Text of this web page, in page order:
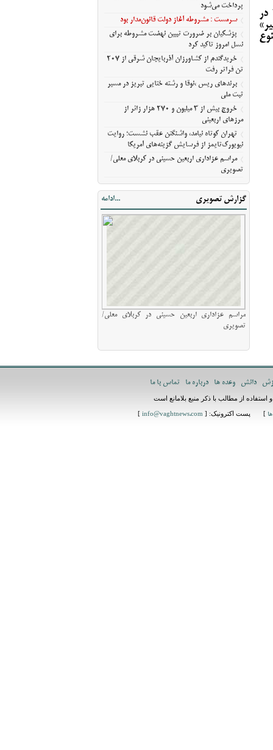
به گزارش ایرنا، در رویدادی تاریخی در ۶ نوامبر ۲۰۲۵ برابر با ۱۵ آبان ۱۴۰۴ در
آمریکا
مراسم عزاداری اربعین حسینی در کربلای
معلی/تصویری
پرداخت می‌شود
سرمست : مشروطه آغاز دولت قانون‌مدار بود
پزشکیان بر ضرورت تبیین نهضت مشروطه برای
نسل امروز تاکید کرد
خریدگندم از کشاورزان آذربایجان شرقی از 207
تن فراتر رفت
برندهای ریس ،‌نوقا و رشته ختایی تبریز در مسیر
ثبت ملی
خروج بیش از ۳ میلیون و ۲۷۰ هزار زائر از
مرزهای اربعینی
تهران کوتاه نیامد، واشنگتن عقب نشست؛ روایت
نیویورک‌تایمز از فرسایش گزینه‌های آمریکا
مراسم عزاداری اربعین حسینی در کربلای معلی/
تصویری
گزارش تصویری ...ادامه
مراسم عزاداری اربعین حسینی در کربلای معلی/
تصویری
دانش وعده ها درباره ما تماس با ما
از مطالب با ذکر منبع بلامانع است
] پست اکترونیک: [ info@vaghtnews.com
]